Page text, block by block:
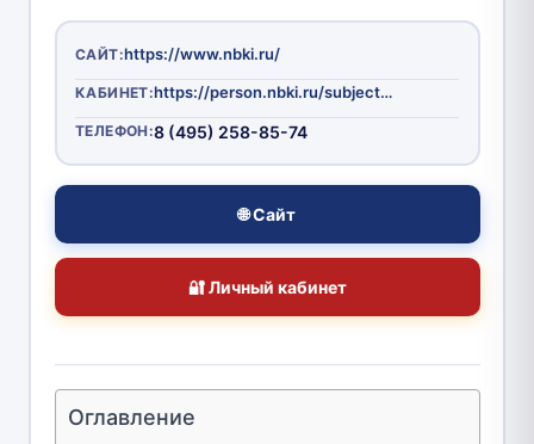
САЙТ:https://www.nbki.ru/
КАБИНЕТ: https://person.nbki.ru/subject-cabinet/#!/main_login
ТЕЛЕФОН:8 (495) 258-85-74
🌐 Сайт
🔐 Личный кабинет
Оглавление